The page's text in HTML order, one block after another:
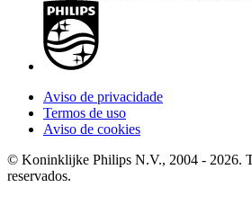
Aviso de privacidade
Termos de uso
Aviso de cookies
© Koninklijke Philips N.V., 2004 - 2026.
reservados.